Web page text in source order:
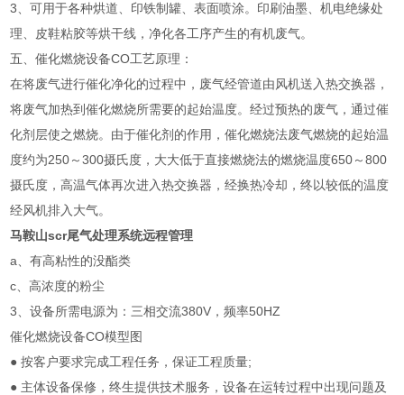
3、可用于各种烘道、印铁制罐、表面喷涂。印刷油墨、机电绝缘处
理、皮鞋粘胶等烘干线，净化各工序产生的有机废气。
五、催化燃烧设备CO工艺原理：
在将废气进行催化净化的过程中，废气经管道由风机送入热交换器，
将废气加热到催化燃烧所需要的起始温度。经过预热的废气，通过催
化剂层使之燃烧。由于催化剂的作用，催化燃烧法废气燃烧的起始温
度约为250～300摄氏度，大大低于直接燃烧法的燃烧温度650～800
摄氏度，高温气体再次进入热交换器，经换热冷却，终以较低的温度
经风机排入大气。
马鞍山scr尾气处理系统远程管理
a、有高粘性的没酯类
c、高浓度的粉尘
3、设备所需电源为：三相交流380V，频率50HZ
催化燃烧设备CO模型图
● 按客户要求完成工程任务，保证工程质量;
● 主体设备保修，终生提供技术服务，设备在运转过程中出现问题及